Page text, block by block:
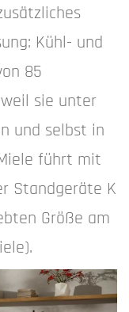
Kühl- und
85
sie unter
und selbst in
führt mit
Standgeräte K
Größe am